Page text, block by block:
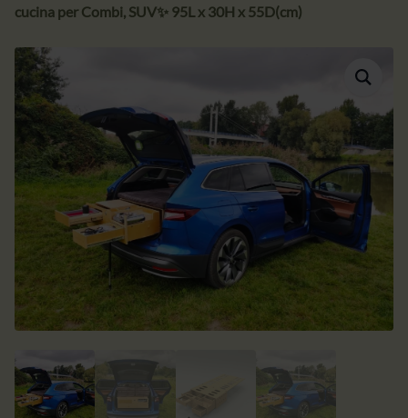
cucina per Combi, SUV✨ 95L x 30H x 55D(cm)